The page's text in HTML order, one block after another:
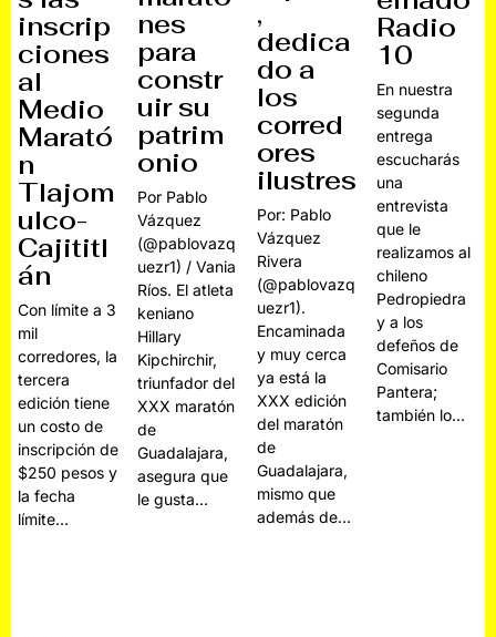
inscrip
ciones
al
Medio
Marató
n
Tlajom
ulco-
Cajititl
án
Con límite a 3
mil
corredores, la
tercera
edición tiene
un costo de
inscripción de
$250 pesos y
la fecha
límite…
nes
para
constr
uir su
patrim
onio
Por Pablo
Vázquez
(@pablovazq
uezr1) / Vania
Ríos. El atleta
keniano
Hillary
Kipchirchir,
triunfador del
XXX maratón
de
Guadalajara,
asegura que
le gusta…
,
dedica
do a
los
corred
ores
ilustres
Por: Pablo
Vázquez
Rivera
(@pablovazq
uezr1).
Encaminada
y muy cerca
ya está la
XXX edición
del maratón
de
Guadalajara,
mismo que
además de…
Radio
10
En nuestra
segunda
entrega
escucharás
una
entrevista
que le
realizamos al
chileno
Pedropiedra
y a los
defeños de
Comisario
Pantera;
también lo…